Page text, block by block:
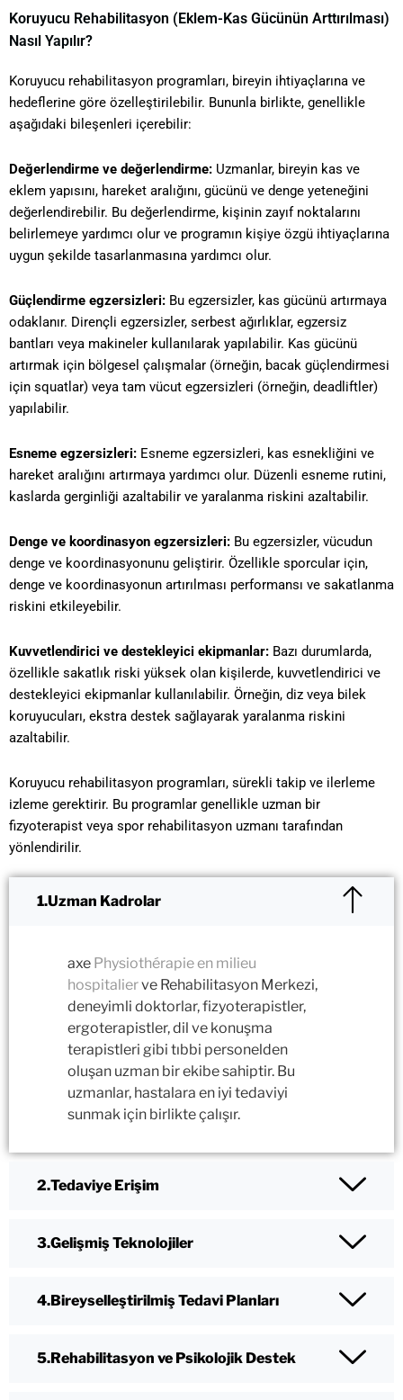
Koruyucu Rehabilitasyon (Eklem-Kas Gücünün Arttırılması)
Nasıl Yapılır?
Koruyucu rehabilitasyon programları, bireyin ihtiyaçlarına ve
hedeflerine göre özelleştirilebilir. Bununla birlikte, genellikle
aşağıdaki bileşenleri içerebilir:
Değerlendirme ve değerlendirme: Uzmanlar, bireyin kas ve
eklem yapısını, hareket aralığını, gücünü ve denge yeteneğini
değerlendirebilir. Bu değerlendirme, kişinin zayıf noktalarını
belirlemeye yardımcı olur ve programın kişiye özgü ihtiyaçlarına
uygun şekilde tasarlanmasına yardımcı olur.
Güçlendirme egzersizleri: Bu egzersizler, kas gücünü artırmaya
odaklanır. Dirençli egzersizler, serbest ağırlıklar, egzersiz
bantları veya makineler kullanılarak yapılabilir. Kas gücünü
artırmak için bölgesel çalışmalar (örneğin, bacak güçlendirmesi
için squatlar) veya tam vücut egzersizleri (örneğin, deadliftler)
yapılabilir.
Esneme egzersizleri: Esneme egzersizleri, kas esnekliğini ve
hareket aralığını artırmaya yardımcı olur. Düzenli esneme rutini,
kaslarda gerginliği azaltabilir ve yaralanma riskini azaltabilir.
Denge ve koordinasyon egzersizleri: Bu egzersizler, vücudun
denge ve koordinasyonunu geliştirir. Özellikle sporcular için,
denge ve koordinasyonun artırılması performansı ve sakatlanma
riskini etkileyebilir.
Kuvvetlendirici ve destekleyici ekipmanlar: Bazı durumlarda,
özellikle sakatlık riski yüksek olan kişilerde, kuvvetlendirici ve
destekleyici ekipmanlar kullanılabilir. Örneğin, diz veya bilek
koruyucuları, ekstra destek sağlayarak yaralanma riskini
azaltabilir.
Koruyucu rehabilitasyon programları, sürekli takip ve ilerleme
izleme gerektirir. Bu programlar genellikle uzman bir
fizyoterapist veya spor rehabilitasyon uzmanı tarafından
yönlendirilir.
Uzman Kadrolar
axe Physiothérapie en milieu
hospitalierve Rehabilitasyon Merkezi,
deneyimli doktorlar, fizyoterapistler,
ergoterapistler, dil ve konuşma
terapistleri gibi tıbbi personelden
oluşan uzman bir ekibe sahiptir. Bu
uzmanlar, hastalara en iyi tedaviyi
sunmak için birlikte çalışır.
Tedaviye Erişim
Gelişmiş Teknolojiler
Bireyselleştirilmiş Tedavi Planları
Rehabilitasyon ve Psikolojik Destek